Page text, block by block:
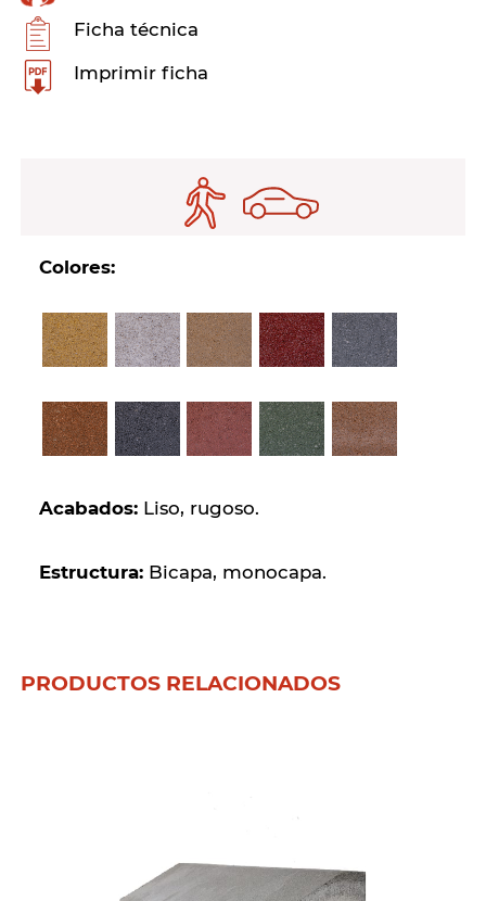
Ficha técnica
Imprimir ficha
Colores:
Acabados:Liso, rugoso.
Estructura:Bicapa, monocapa.
PRODUCTOS RELACIONADOS